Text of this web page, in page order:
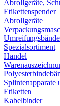
Abrollgeräte,
Etikettenspender
Abrollgeräte
Spezialsortiment
Handel
Splintenapparate
Etiketten
Kabelbinder